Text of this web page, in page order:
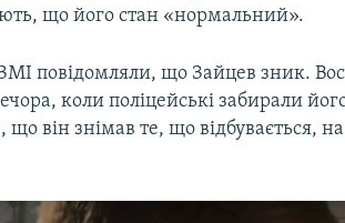
що його стан «нормальний».
повідомляли, що Зайцев зник.
коли поліцейські забирали
що він знімав те, що відбувається,